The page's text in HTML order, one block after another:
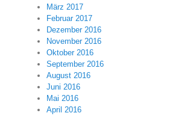
März 2017
Februar 2017
Dezember 2016
November 2016
Oktober 2016
September 2016
August 2016
Juni 2016
Mai 2016
April 2016